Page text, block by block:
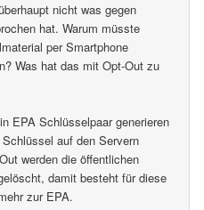
nicht was gegen
hat. Warum müsste
per Smartphone
Was hat das mit Opt-Out zu
EPA Schlüsselpaar generieren
auf den Servern
werden die öffentlichen
damit besteht für diese
zur EPA.